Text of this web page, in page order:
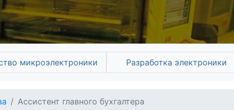
микроэлектроники Разработка электроники
Ассистент главного бухгалтера